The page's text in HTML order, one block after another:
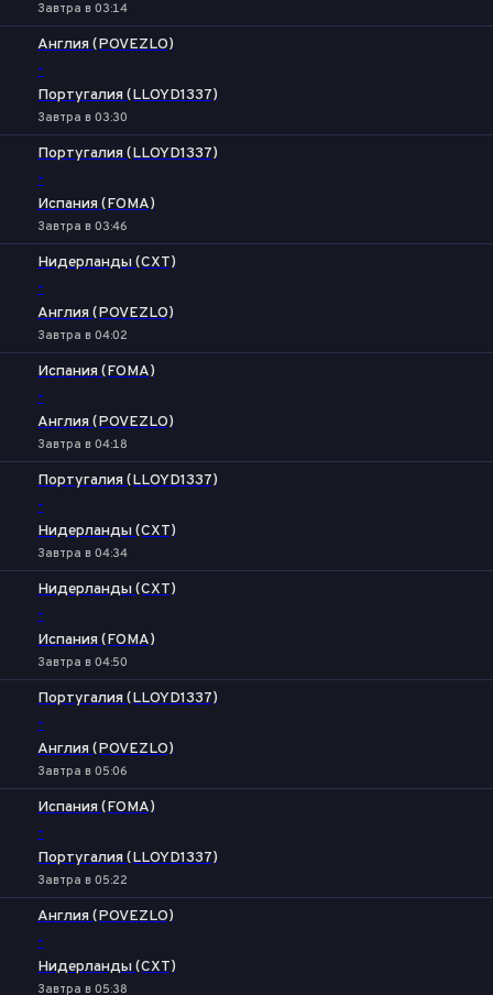
Завтра в 03:14
Англия (POVEZLO)
-
Португалия (LLOYD1337)
Завтра в 03:30
Португалия (LLOYD1337)
-
Испания (FOMA)
Завтра в 03:46
Нидерланды (CXT)
-
Англия (POVEZLO)
Завтра в 04:02
Испания (FOMA)
-
Англия (POVEZLO)
Завтра в 04:18
Португалия (LLOYD1337)
-
Нидерланды (CXT)
Завтра в 04:34
Нидерланды (CXT)
-
Испания (FOMA)
Завтра в 04:50
Португалия (LLOYD1337)
-
Англия (POVEZLO)
Завтра в 05:06
Испания (FOMA)
-
Португалия (LLOYD1337)
Завтра в 05:22
Англия (POVEZLO)
-
Нидерланды (CXT)
Завтра в 05:38